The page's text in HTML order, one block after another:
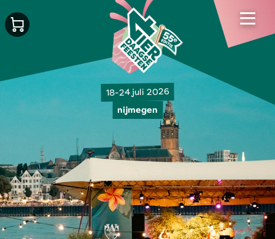
18-24 juli 2026
nijmegen